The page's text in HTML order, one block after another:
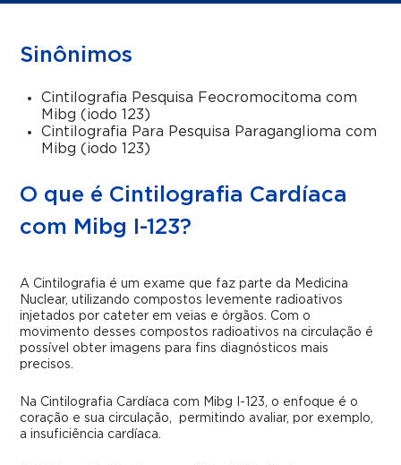
Sinônimos
Cintilografia Pesquisa Feocromocitoma com
Mibg (iodo 123)
Cintilografia Para Pesquisa Paraganglioma com
Mibg (iodo 123)
O que é Cintilografia Cardíaca
com Mibg I-123?
A Cintilografia é um exame que faz parte da Medicina
Nuclear, utilizando compostos levemente radioativos
injetados por cateter em veias e órgãos. Com o
movimento desses compostos radioativos na circulação é
possível obter imagens para fins diagnósticos mais
precisos.
Na Cintilografia Cardíaca com Mibg I-123, o enfoque é o
coração e sua circulação, permitindo avaliar, por exemplo,
a insuficiência cardíaca.